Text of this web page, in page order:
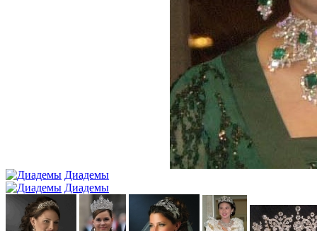
Диадемы
Диадемы